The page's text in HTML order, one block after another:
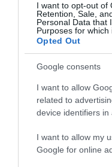
I want to opt-out of
Retention, Sale,
Personal Data that
Purposes for which
Opted Out
Google consents
I want to allow
related to
device identifiers in
I want to allow my
Google for online